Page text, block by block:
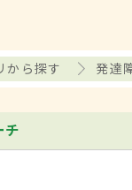
から探す 発達
チ